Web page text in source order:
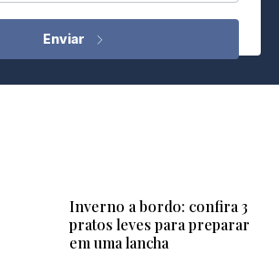
Inverno a bordo: confira 3
pratos leves para preparar
em uma lancha